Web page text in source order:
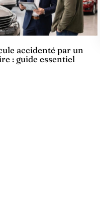
accidenté par un
: guide essentiel